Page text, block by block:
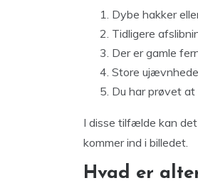
Dybe hakker
Tidligere
Der er gamle
Store
Du har prøvet
I disse tilfælde kan
kommer ind i billedet.
Hvad er